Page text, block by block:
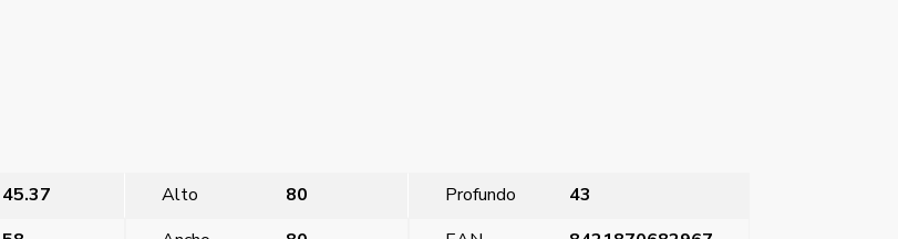
45.37 Alto 80 Profundo
43